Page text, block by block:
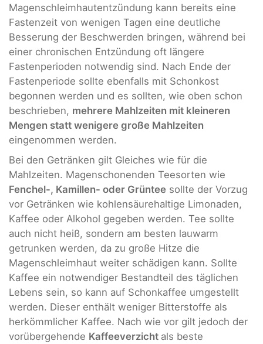
Magenschleimhautentzündung kann bereits eine
Fastenzeit von wenigen Tagen eine deutliche
Besserung der Beschwerden bringen, während bei
einer chronischen Entzündung oft längere
Fastenperioden notwendig sind. Nach Ende der
Fastenperiode sollte ebenfalls mit Schonkost
begonnen werden und es sollten, wie oben schon
beschrieben, mehrere Mahlzeiten mit kleineren
Mengen statt wenigere große Mahlzeiten
eingenommen werden.
Bei den Getränken gilt Gleiches wie für die
Mahlzeiten. Magenschonenden Teesorten wie
Fenchel-, Kamillen- oder Grüntee sollte der Vorzug
vor Getränken wie kohlensäurehaltige Limonaden,
Kaffee oder Alkohol gegeben werden. Tee sollte
auch nicht heiß, sondern am besten lauwarm
getrunken werden, da zu große Hitze die
Magenschleimhaut weiter schädigen kann. Sollte
Kaffee ein notwendiger Bestandteil des täglichen
Lebens sein, so kann auf Schonkaffee umgestellt
werden. Dieser enthält weniger Bitterstoffe als
herkömmlicher Kaffee. Nach wie vor gilt jedoch der
vorübergehende Kaffeeverzicht als beste